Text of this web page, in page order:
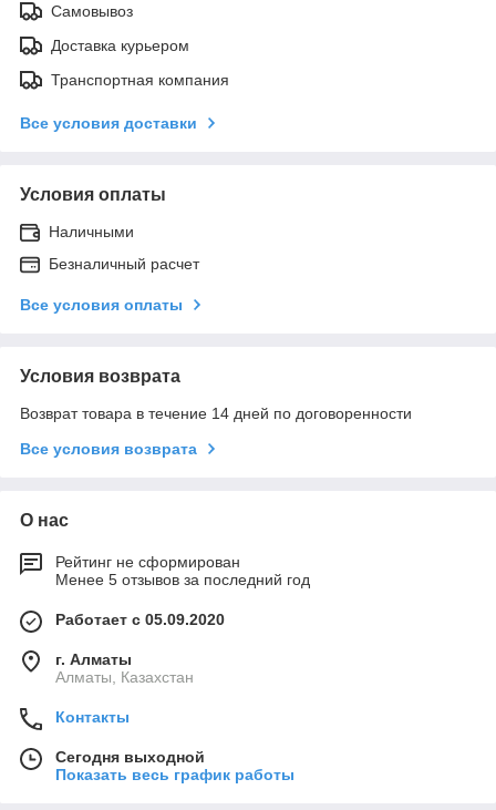
Самовывоз
Доставка курьером
Транспортная компания
Все условия доставки
Условия оплаты
Наличными
Безналичный расчет
Все условия оплаты
Условия возврата
Возврат товара в течение 14 дней по договоренности
Все условия возврата
О нас
Рейтинг не сформирован
Менее 5 отзывов за последний год
Работает с 05.09.2020
г. Алматы
Алматы, Казахстан
Контакты
Сегодня выходной
Показать весь график работы